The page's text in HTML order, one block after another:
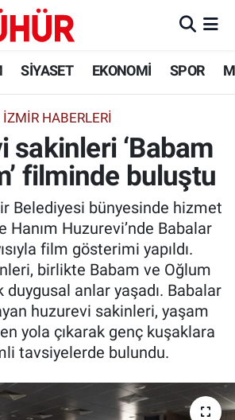
SİYASET EKONOMİ SPOR
İZMIR HABERLERI
sakinleri ‘Babam
filminde buluştu
Belediyesi bünyesinde hizmet
Hanım Huzurevi’nde Babalar
film gösterimi yapıldı.
birlikte Babam ve Oğlum
anlar yaşadı. Babalar
huzurevi sakinleri, yaşam
yola çıkarak genç kuşaklara
tavsiyelerde bulundu.
Eczaneler
Vakitleri
Haritası
Durumu ve Fikstür